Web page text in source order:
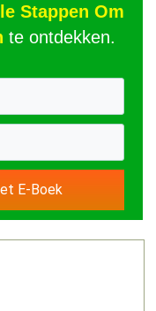
Stappen Om
te ontdekken.
E-Boek